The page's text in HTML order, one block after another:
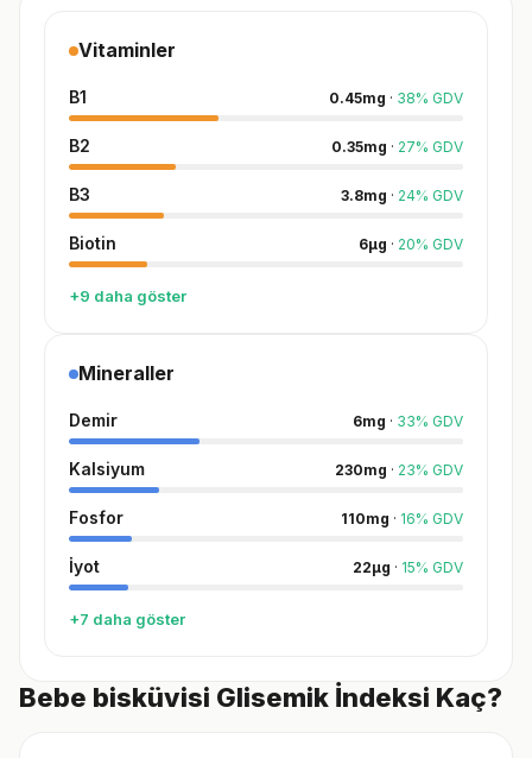
Vitaminler
B1 0.45mg · 38% GDV
B2 0.35mg · 27% GDV
B3 3.8mg · 24% GDV
Biotin 6µg · 20% GDV
+9 daha göster
Mineraller
Demir 6mg · 33% GDV
Kalsiyum 230mg · 23% GDV
Fosfor 110mg · 16% GDV
İyot 22µg · 15% GDV
+7 daha göster
Bebe bisküvisi Glisemik İndeksi Kaç?